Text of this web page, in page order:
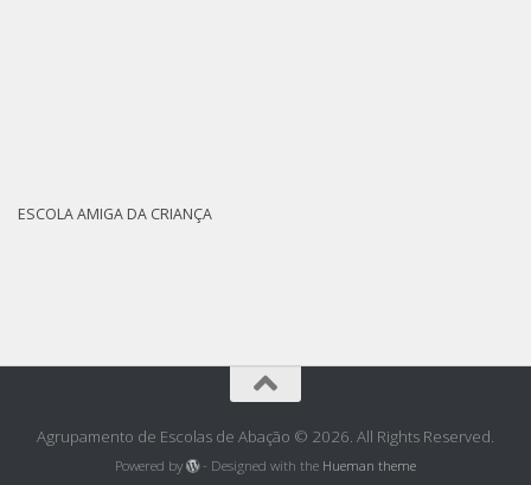
ESCOLA AMIGA DA CRIANÇA
Agrupamento de Escolas de Abação © 2026. All Rights Reserved.
Powered by - Designed with the Hueman theme